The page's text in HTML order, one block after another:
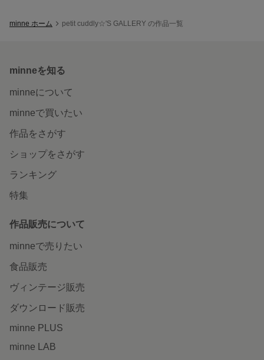
minne ホーム petit cuddly☆'S GALLERY の作品一覧
minneを知る
minneについて
minneで買いたい
作品をさがす
ショップをさがす
ランキング
特集
作品販売について
minneで売りたい
食品販売
ヴィンテージ販売
ダウンロード販売
minne PLUS
minne LAB